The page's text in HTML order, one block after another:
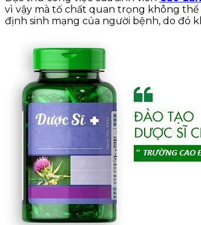
vì vậy mà tố chất quan trọng không
định sinh mạng của người bệnh, do đó